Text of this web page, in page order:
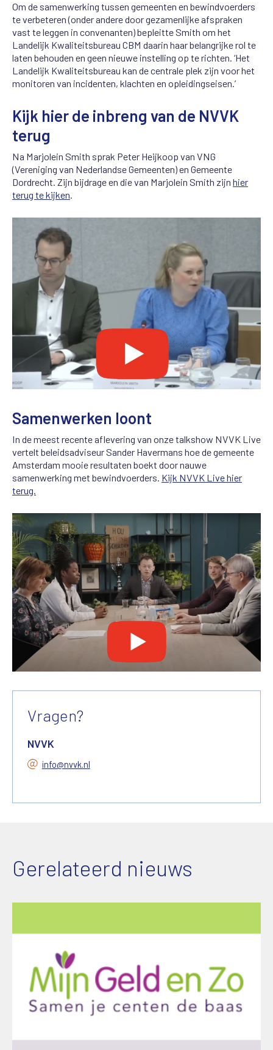
Om de samenwerking tussen gemeenten en bewindvoerders
te verbeteren (onder andere door gezamenlijke afspraken
vast te leggen in convenanten) bepleitte Smith om het
Landelijk Kwaliteitsbureau CBM daarin haar belangrijke rol te
laten behouden en geen nieuwe instelling op te richten. ‘Het
Landelijk Kwaliteitsbureau kan de centrale plek zijn voor het
monitoren van incidenten, klachten en opleidingseisen.’
Kijk hier de inbreng van de NVVK
terug
Na Marjolein Smith sprak Peter Heijkoop van VNG
(Vereniging van Nederlandse Gemeenten) en Gemeente
Dordrecht. Zijn bijdrage en die van Marjolein Smith zijn hier
terug te kijken.
Samenwerken loont
In de meest recente aflevering van onze talkshow NVVK Live
vertelt beleidsadviseur Sander Havermans hoe de gemeente
Amsterdam mooie resultaten boekt door nauwe
samenwerking met bewindvoerders. Kijk NVVK Live hier
terug.
Vragen?
NVVK
info@nvvk.nl
Gerelateerd nieuws